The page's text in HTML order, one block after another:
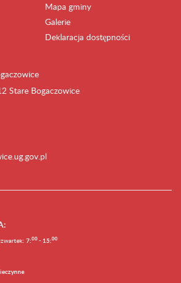
Mapa gminy
Galerie
Deklaracja dostępności
Stare Bogaczowice
:
7:00 - 15:00